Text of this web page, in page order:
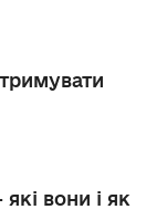
вони і як